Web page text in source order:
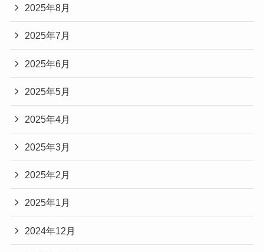
2025年8月
2025年7月
2025年6月
2025年5月
2025年4月
2025年3月
2025年2月
2025年1月
2024年12月